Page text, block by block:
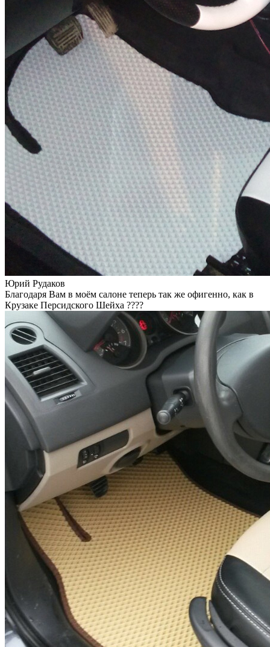
Юрий Рудаков
Благодаря Вам в моём салоне теперь так же офигенно, как в
Крузаке Персидского Шейха ????